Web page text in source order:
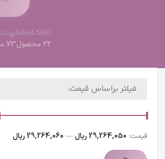
RAHA MED
22 محصول
73 محصول
فیلتر براساس قیمت:
قيمت: 29,264,050 ریال — 29,264,060 ریال